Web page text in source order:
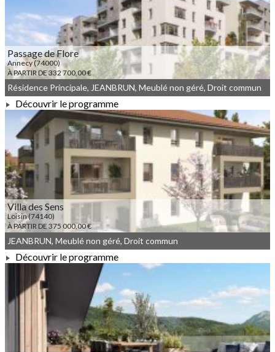
Passage de Flore
Annecy (74000)
À PARTIR DE 332 700,00 €
À PARTIR DE 332 700,00 €
Résidence Principale, JEANBRUN, Meublé non géré, Droit commun
Découvrir le programme
Villa des Sens
Loisin (74140)
À PARTIR DE 375 000,00 €
À PARTIR DE 375 000,00 €
JEANBRUN, Meublé non géré, Droit commun
Découvrir le programme